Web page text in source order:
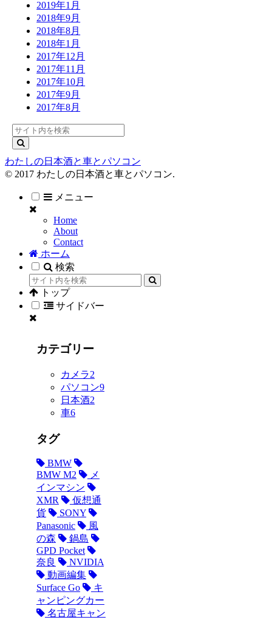
2019年1月
2018年9月
2018年8月
2018年1月
2017年12月
2017年11月
2017年10月
2017年9月
2017年8月
わたしの日本酒と車とパソコン
© 2017 わたしの日本酒と車とパソコン.
メニュー
Home
About
Contact
ホーム
検索
トップ
サイドバー
カテゴリー
カメラ2
パソコン9
日本酒2
車6
タグ
BMW
BMW M2
メ
インマシン
XMR
仮想通
貨
SONY
Panasonic
風
の森
鍋島
GPD Pocket
奈良
NVIDIA
動画編集
Surface Go
キ
ャンピングカー
名古屋キャン